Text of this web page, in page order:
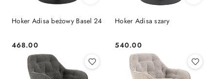
Hoker Adisa beżowy Basel 24
Cena:
468.00
Hoker Adisa szary
Cena:
540.00